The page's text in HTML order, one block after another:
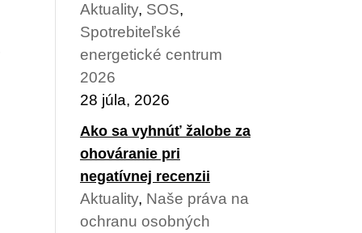
Aktuality, SOS,
Spotrebiteľské
energetické centrum
2026
28 júla, 2026
Ako sa vyhnúť žalobe za
ohováranie pri
negatívnej recenzii
Aktuality, Naše práva na
ochranu osobných